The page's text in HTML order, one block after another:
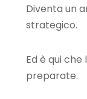
Diventa un
strategico.
Ed è qui
preparate.